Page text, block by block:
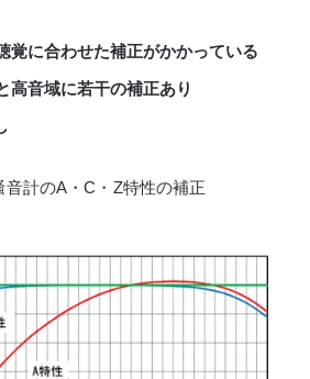
に合わせた補正がかかっている
音域に若干の補正あり
音計のA・C・Z特性の補正